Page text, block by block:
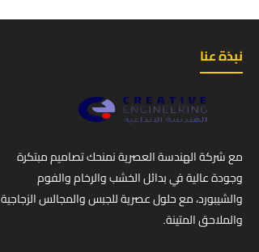
نبذة عنا
مع شركة الهندسة العصرية نمنحك تصاميم مبتكرة
وجودة عالية في بدائل الخشب والرخام والفوم
والشيبورد، مع حلول عصرية للجبس والمجالس الزجاجية
والملاحق المتينة.